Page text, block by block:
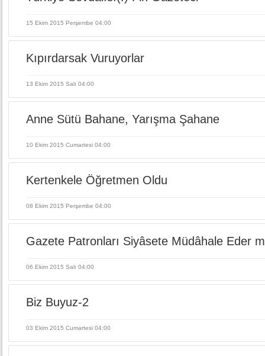
15 Ekim 2015 Perşembe 04:00
Kıpırdarsak Vuruyorlar
13 Ekim 2015 Salı 04:00
Anne Sütü Bahane, Yarışma Şahane
10 Ekim 2015 Cumartesi 04:00
Kertenkele Öğretmen Oldu
08 Ekim 2015 Perşembe 04:00
Gazete Patronları Siyâsete Müdâhale Eder
06 Ekim 2015 Salı 04:00
Biz Buyuz-2
03 Ekim 2015 Cumartesi 04:00